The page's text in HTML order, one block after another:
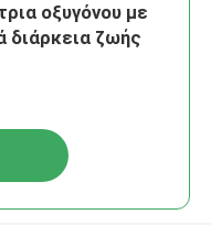
οξυγόνου με
διάρκεια ζωής